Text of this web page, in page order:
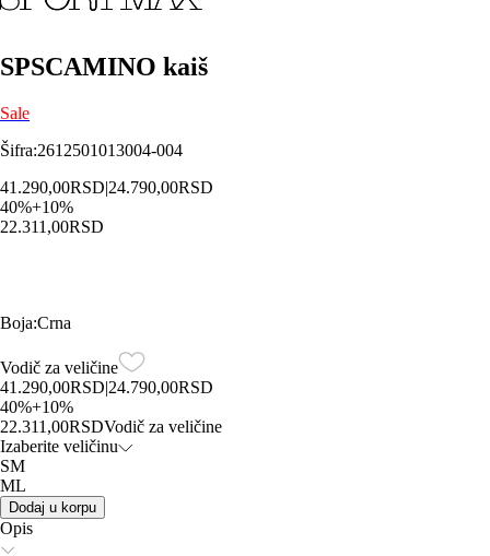
SPSCAMINO kaiš
Sale
Šifra:2612501013004-004
41.290,00RSD|24.790,00RSD
40%+10%
22.311,00RSD
Boja:Crna
Vodič za veličine
41.290,00RSD|24.790,00RSD
40%+10%
22.311,00RSDVodič za veličine
Izaberite veličinu
SM
ML
Dodaj u korpu
Opis